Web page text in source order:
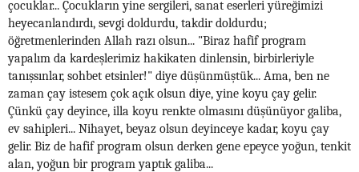
çocuklar... Çocukların yine sergileri, sanat eserleri yüreğimizi
heyecanlandırdı, sevgi doldurdu, takdir doldurdu;
öğretmenlerinden Allah razı olsun... "Biraz hafif program
yapalım da kardeşlerimiz hakikaten dinlensin, birbirleriyle
tanışsınlar, sohbet etsinler!" diye düşünmüştük... Ama, ben ne
zaman çay istesem çok açık olsun diye, yine koyu çay gelir.
Çünkü çay deyince, illa koyu renkte olmasını düşünüyor galiba,
ev sahipleri... Nihayet, beyaz olsun deyinceye kadar, koyu çay
gelir. Biz de hafif program olsun derken gene epeyce yoğun, tenkit
alan, yoğun bir program yaptık galiba...